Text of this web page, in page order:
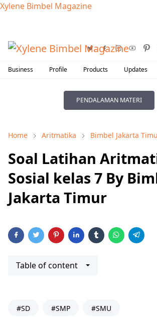
Xylene Bimbel Magazine
Business Profile Products Updates
PENDALAMAN MATERI
Home Aritmatika Bimbel Jakarta
Soal Latihan
Sosial kelas 7 By
Jakarta Timur
Table of content
#SD #SMP #SMU